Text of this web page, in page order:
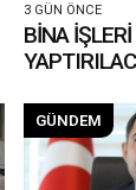
3 GÜN ÖNCE
BİNA İŞLERİ
GÜNDEM